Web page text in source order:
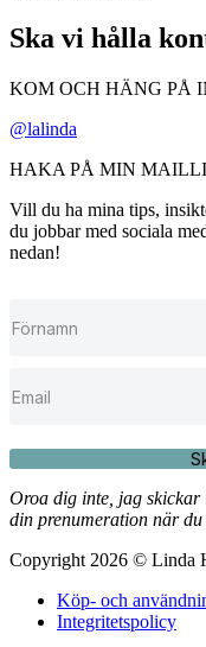
Ska vi hålla
KOM OCH HÄNG PÅ
@lalinda
HAKA PÅ MIN
Vill du ha mina tips,
du jobbar med sociala
nedan!
Oroa dig inte, jag skickar
din prenumeration när
Copyright 2026 © Linda
Köp- och
Integritetspolicy